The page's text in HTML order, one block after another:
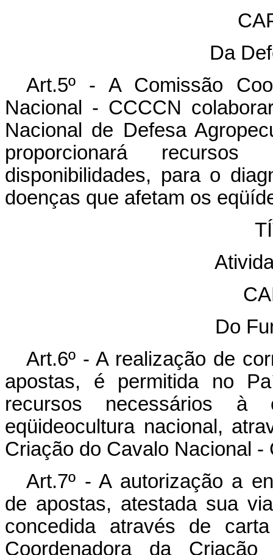
Da
Art.5º - A Comissão
Nacional - CCCCN
Nacional de Defesa
proporcionará
disponibilidades, para o
doenças que afetam os
Do
Art.6º - A realização de
apostas, é permitida no
recursos necessários à
eqüideocultura nacional,
Criação do Cavalo Nacional -
Art.7º - A autorização a
de apostas, atestada sua
concedida através de
Coordenadora da